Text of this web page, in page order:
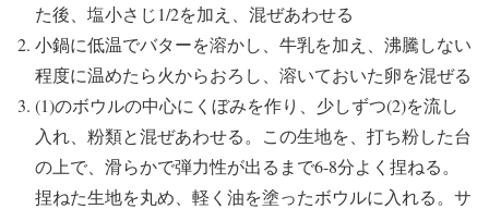
た後、塩小さじ1/2を加え、混ぜあわせる
小鍋に低温でバターを溶かし、牛乳を加え、沸騰しない
程度に温めたら火からおろし、溶いておいた卵を混ぜる
(1)のボウルの中心にくぼみを作り、少しずつ(2)を流し
入れ、粉類と混ぜあわせる。この生地を、打ち粉した台
の上で、滑らかで弾力性が出るまで6-8分よく捏ねる。
捏ねた生地を丸め、軽く油を塗ったボウルに入れる。サ